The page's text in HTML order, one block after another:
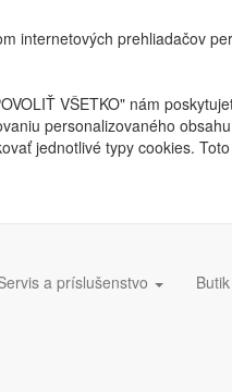
internetových prehliadačov
VŠETKO" nám
personalizovaného
jednotlivé typy cookies.
a príslušenstvo Butik